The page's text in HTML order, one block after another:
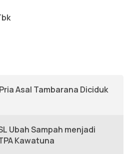
Asal Tambarana Diciduk
Ubah Sampah menjadi
Kawatuna